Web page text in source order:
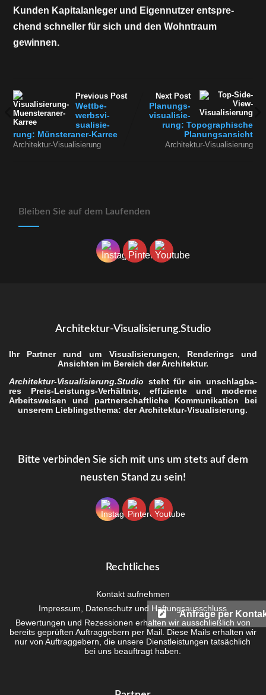
Kun­den Kapi­tal­an­le­ger und Eigen­nut­zer ent­spre­
chend schnel­ler für sich und den Wohn­traum
gewinnen.
Previous Post
Wett­be­
werbs­vi­
sua­li­sie­
rung: Münsteraner-Karree
Architektur-Visualisierung
Next Post
Pla­nungs­
vi­sua­li­sie­
rung: Topo­gra­phi­sche
Planungsansicht
Architektur-Visualisierung
Blei­ben Sie auf dem Laufenden
Architektur-Visualisierung.Studio
Ihr Part­ner rund um Visua­li­sie­run­gen, Ren­de­rings und
Ansich­ten im Bereich der Architektur.
Architektur-Visualisierung.Studio steht für ein unschlag­ba­
res Preis-Leis­tungs-Ver­hält­nis, effi­zi­en­te und moder­ne
Arbeits­wei­sen und part­ner­schaft­li­che Kom­mu­ni­ka­ti­on bei
unse­rem Lieb­lings­the­ma: derArchi­tek­tur-Visua­li­sie­rung.
Bit­te ver­bin­den Sie sich mit uns um stets auf dem
neus­ten Stand zu sein!
Recht­li­ches
Kon­takt aufnehmen
Impres­sum, Daten­schutz und Haftungsausschluss
Bewer­tun­gen und Rezes­sio­nen erhal­ten wir aus­schließ­lich von
bereits geprüf­ten Auf­trag­ge­bern per Mail. Die­se Mails erhal­ten wir
nur von Auf­trag­ge­bern, die unse­re Dienst­leis­tun­gen tat­säch­lich
bei uns beauf­tragt haben.
Anfrage per